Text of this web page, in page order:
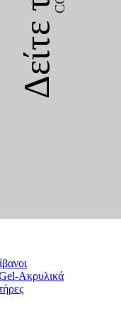
Δείτε την
Ακρυλικά